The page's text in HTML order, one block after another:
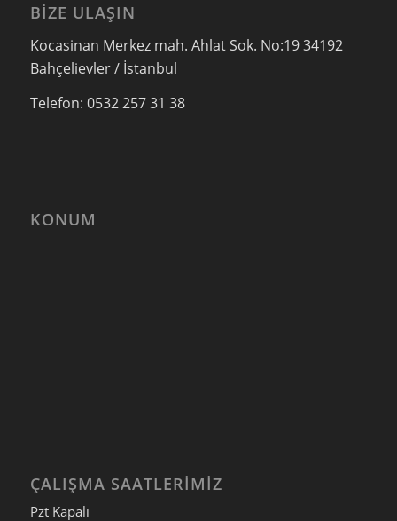
BIZE ULAŞIN
Kocasinan Merkez mah. Ahlat Sok. No:19 34192
Bahçelievler / İstanbul
Telefon: 0532 257 31 38
KONUM
ÇALIŞMA SAATLERIMIZ
Pzt Kapalı